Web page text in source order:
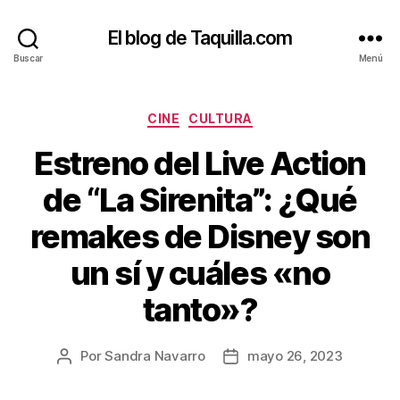
Buscar
El blog de Taquilla.com
Menú
Categorías
CINE CULTURA
Estreno del Live Action
de “La Sirenita”: ¿Qué
remakes de Disney son
un sí y cuáles «no
tanto»?
Autor
PorSandra Navarro
Fechamayo 26, 2023